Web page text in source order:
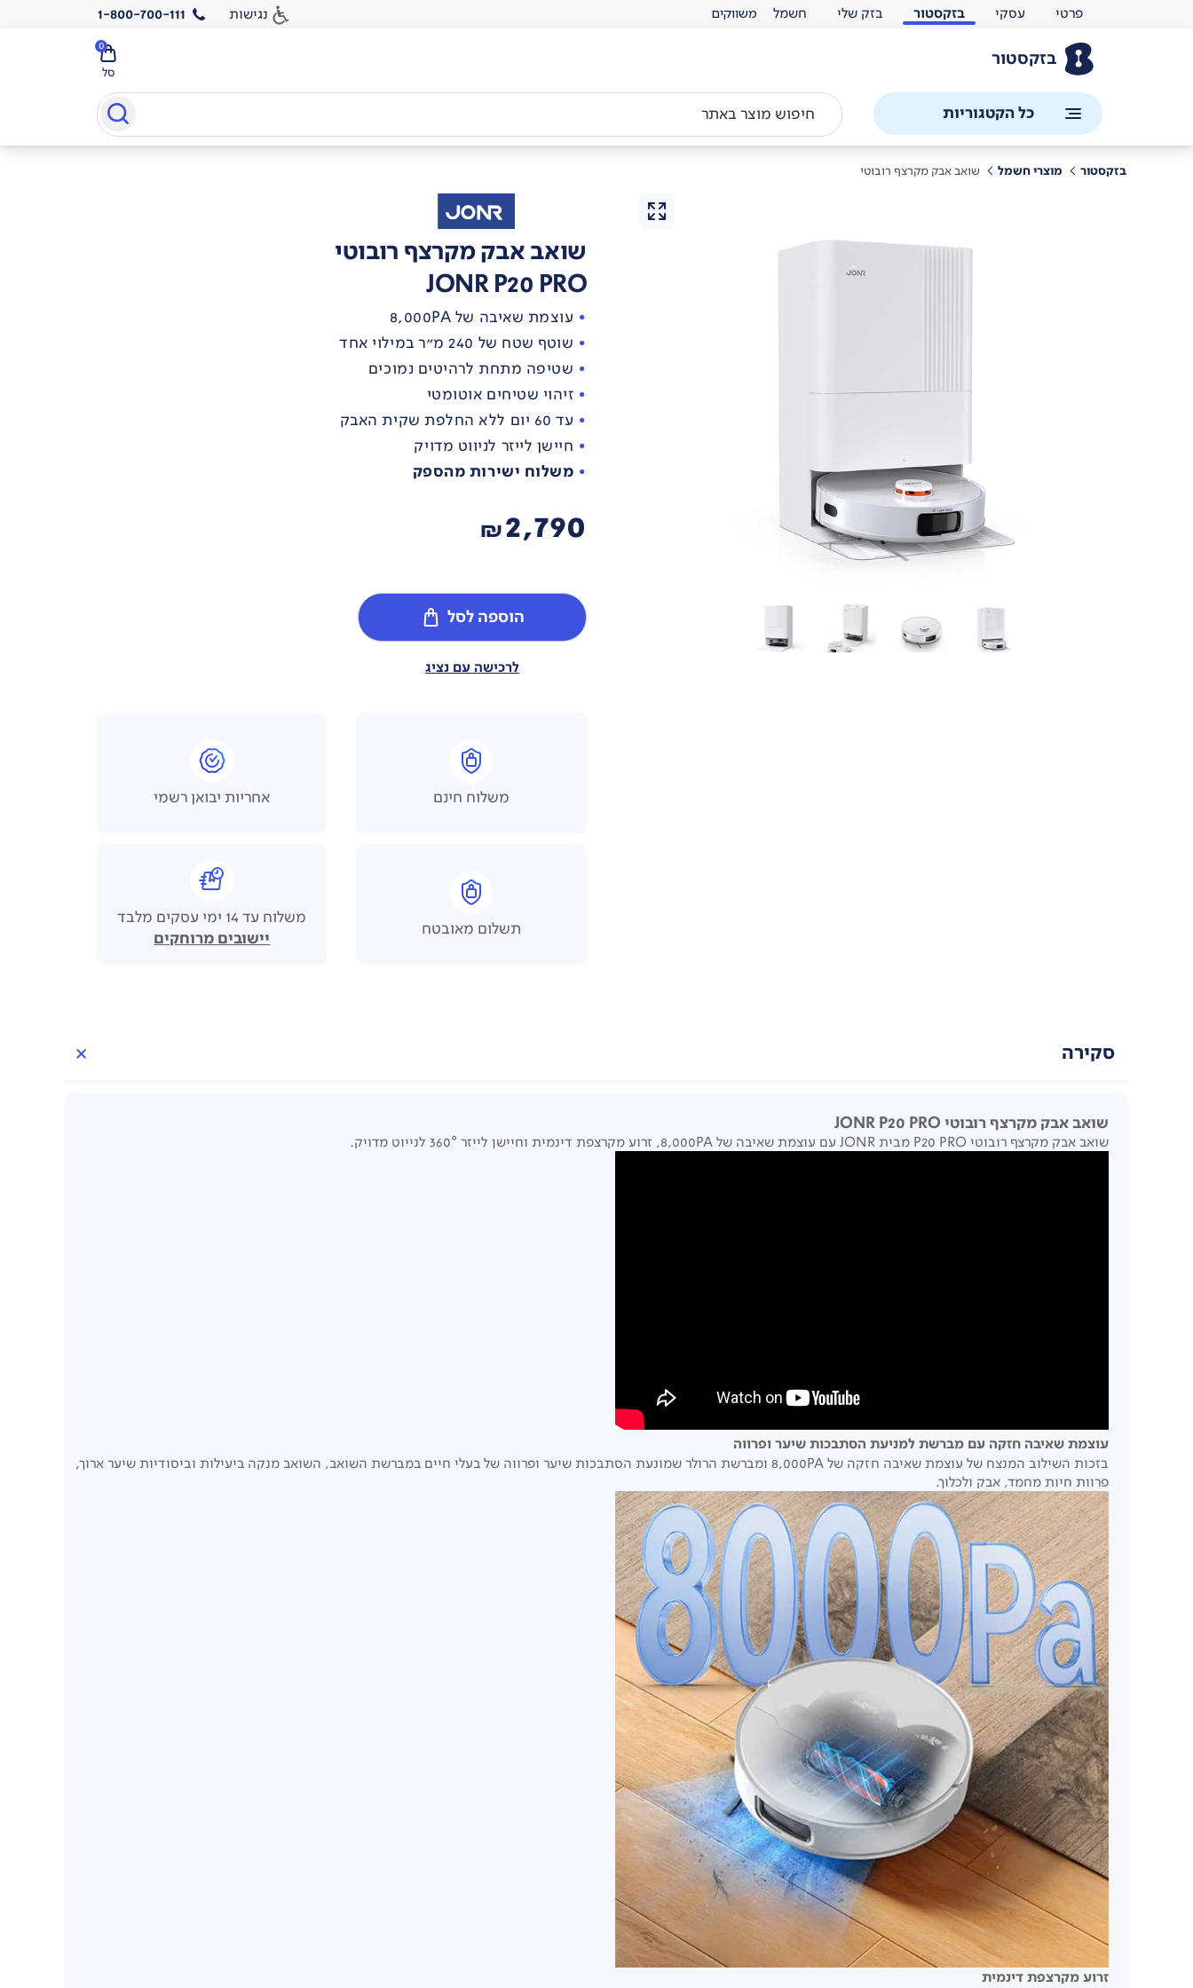
פרטי עסקי בזקסטור בזק שלי חשמל נגישות 1-800-700-111
בזקסטור
סל
0
כל הקטגוריות
בזקסטור מוצרי חשמל שואב אבק מקרצף רובוטי
שואב אבק מקרצף רובוטי
JONR P20 PRO
עוצמת שאיבה של 8,000PA
שוטף שטח של 240 מ"ר במילוי אחד
שטיפה מתחת לרהיטים נמוכים
זיהוי שטיחים אוטומטי
עד 60 יום ללא החלפת שקית האבק
חיישן לייזר לניווט מדויק
משלוח ישירות מהספק
2,790
₪
הוספה לסל
לרכישה עם נציג
משלוח חינם אחריות יבואן רשמי
תשלום מאובטח
משלוח עד 14 ימי עסקים מלבד
יישובים מרוחקים
סקירה
שואב אבק מקרצף רובוטי JONR P20 PRO
שואב אבק מקרצף רובוטי P20 PRO מבית JONR עם עוצמת שאיבה של 8,000PA, זרוע מקרצפת דינמית וחיישן לייזר 360° לנייוט מדויק.
עוצמת שאיבה חזקה עם מברשת למניעת הסתבכות שיער ופרווה
בזכות השילוב המנצח של עוצמת שאיבה חזקה של 8,000PA ומברשת הרולר שמונעת הסתבכות שיער ופרווה של בעלי חיים במברשת השואב, השואב מנקה ביעילות וביסודיות שיער ארוך,
פרוות חיות מחמד, אבק ולכלוך.
זרוע מקרצפת דינמית
משווקים